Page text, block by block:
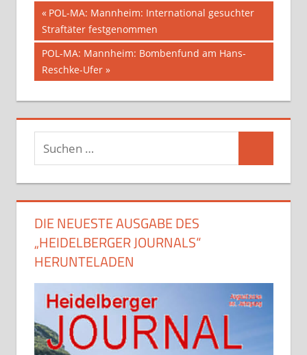
Beitragsnavigation
Vorheriger
Beitrag:
POL-MA: Mannheim: International gesuchter
Straftäter festgenommen
Nächster
Beitrag:
POL-MA: Mannheim: Bombenfund am Hans-
Reschke-Ufer
Suchen
nach:
DIE NEUESTE AUSGABE DES
„HEIDELBERGER JOURNALS“
HERUNTELADEN